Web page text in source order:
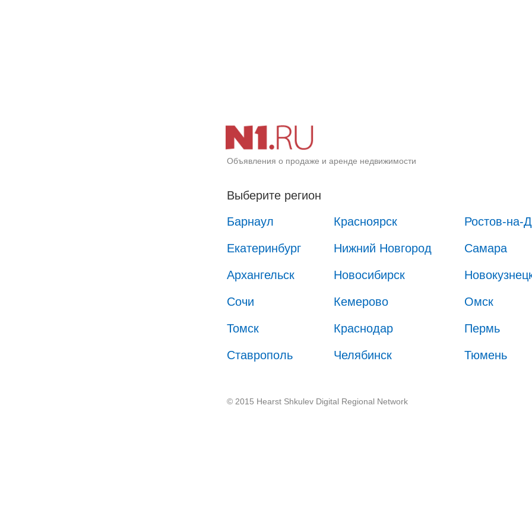
Объявления о продаже и аренде недвижимости
Выберите регион
Барнаул
Красноярск Ростов-на-
Екатеринбург Нижний Новгород Самара
Архангельск Новосибирск
Сочи Кемерово Омск
Томск Краснодар Пермь
Ставрополь Челябинск Тюмень
© 2015 Hearst Shkulev Digital Regional Network